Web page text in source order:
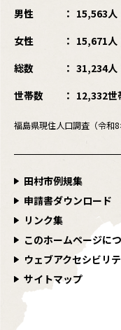
男性
15,563人
女性
15,671人
総数
31,234人
世帯数
12,332世
福島県現住人口調査（令和8
田村市例規集
申請書ダウンロード
リンク集
このホームページに
ウェブアクセシビリ
サイトマップ